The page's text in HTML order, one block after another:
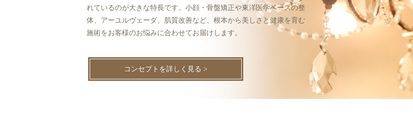
れているのが大きな特長です。小顔・骨盤矯正や東洋医学ベースの整
体、アーユルヴェーダ、肌質改善など、根本から美しさと健康を育む
施術をお客様のお悩みに合わせてお届けします。
コンセプトを詳しく見る >